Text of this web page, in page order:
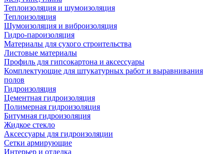
Теплоизоляция и шумоизоляция
Теплоизоляция
Шумоизоляция и виброизоляция
Гидро-пароизоляция
Материалы для сухого строительства
Листовые материалы
Профиль для гипсокартона и аксессуары
Комплектующие для штукатурных работ и выравнивания
полов
Гидроизоляция
Цементная гидроизоляция
Полимерная гидроизоляция
Битумная гидроизоляция
Жидкое стекло
Аксессуары для гидроизоляции
Сетки армирующие
Интерьер и отделка